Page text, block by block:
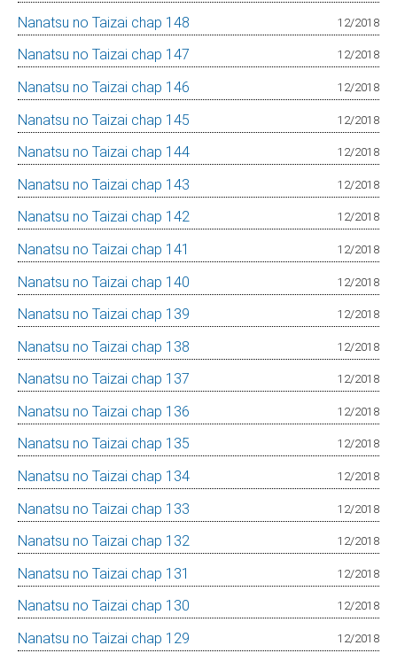
Nanatsu no Taizai chap 148 12/2018
Nanatsu no Taizai chap 147 12/2018
Nanatsu no Taizai chap 146 12/2018
Nanatsu no Taizai chap 145 12/2018
Nanatsu no Taizai chap 144 12/2018
Nanatsu no Taizai chap 143 12/2018
Nanatsu no Taizai chap 142 12/2018
Nanatsu no Taizai chap 141 12/2018
Nanatsu no Taizai chap 140 12/2018
Nanatsu no Taizai chap 139 12/2018
Nanatsu no Taizai chap 138 12/2018
Nanatsu no Taizai chap 137 12/2018
Nanatsu no Taizai chap 136 12/2018
Nanatsu no Taizai chap 135 12/2018
Nanatsu no Taizai chap 134 12/2018
Nanatsu no Taizai chap 133 12/2018
Nanatsu no Taizai chap 132 12/2018
Nanatsu no Taizai chap 131 12/2018
Nanatsu no Taizai chap 130 12/2018
Nanatsu no Taizai chap 129 12/2018